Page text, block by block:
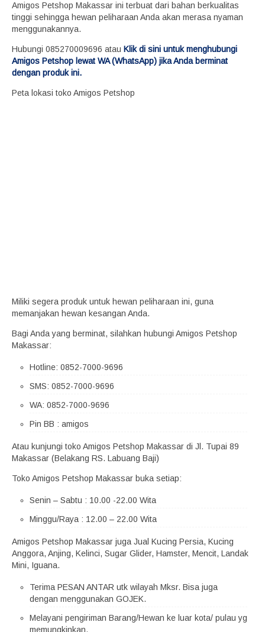
Amigos Petshop Makassar ini terbuat dari bahan berkualitas
tinggi sehingga hewan peliharaan Anda akan merasa nyaman
menggunakannya.
Hubungi 085270009696 atau Klik di sini untuk menghubungi
Amigos Petshop lewat WA (WhatsApp) jika Anda berminat
dengan produk ini.
Peta lokasi toko Amigos Petshop
Miliki segera produk untuk hewan peliharaan ini, guna
memanjakan hewan kesangan Anda.
Bagi Anda yang berminat, silahkan hubungi Amigos Petshop
Makassar:
Hotline: 0852-7000-9696
SMS: 0852-7000-9696
WA: 0852-7000-9696
Pin BB : amigos
Atau kunjungi toko Amigos Petshop Makassar di Jl. Tupai 89
Makassar (Belakang RS. Labuang Baji)
Toko Amigos Petshop Makassar buka setiap:
Senin – Sabtu : 10.00 -22.00 Wita
Minggu/Raya : 12.00 – 22.00 Wita
Amigos Petshop Makassar juga Jual Kucing Persia, Kucing
Anggora, Anjing, Kelinci, Sugar Glider, Hamster, Mencit, Landak
Mini, Iguana.
Terima PESAN ANTAR utk wilayah Mksr. Bisa juga
dengan menggunakan GOJEK.
Melayani pengiriman Barang/Hewan ke luar kota/ pulau yg
memungkinkan.